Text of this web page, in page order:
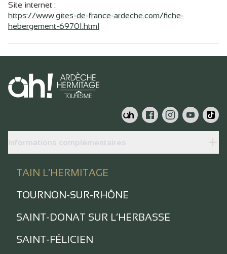
Site internet :
https://www.gites-de-france-ardeche.com/fiche-
hebergement-69701.html
Informations complémentaires
TAIN L’HERMITAGE
TOURNON-SUR-RHÔNE
SAINT-DONAT SUR L’HERBASSE
SAINT-FÉLICIEN